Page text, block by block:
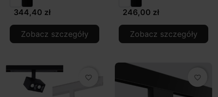
344,40 zł
Zobacz szczegóły
246,00 zł
Zobacz szczegóły
favorite_border favorite_border